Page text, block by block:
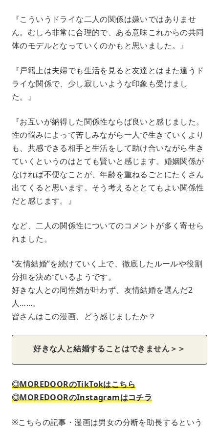
『こういうドライな二人の関係は嫌いではありませ
ん。むしろ非常に合理的で、ある意味これからの共同
体のモデルとなっていくのかもと思いました。』
『戸籍上は夫婦でも生活を見ると友達とはまた違うド
ライな関係で、少し寂しいような印象も受けまし
た。』
『お互いが納得した関係性ならば良いと感じました。
性の悩みによって苦しみながら一人で生きていくより
も、共感できる相手と生活をして助け合いながら生き
ていくというのはとても賢いと感じます。婚姻関係が
なければ不便なことが、年齢を重ねるごとにたくさん
出てくると思います。そう考えるととてもよい関係性
だと感じます。』
など、二人の関係性についてのコメントが多く寄せら
れました。
”友情結婚”を続けていく上で、徹底したルールや役割
分担を決めているようです。
好きな人との同性婚が叶わず、友情結婚を選んだ2
人……。
皆さんはこの漫画、どう感じましたか？
好きな人と結婚することはできません＞＞
◎MOREDOORのTikTokはこちら
◎MOREDOORのInstagramはコチラ
※こちらの記事・漫画は男女の分断を助長するという